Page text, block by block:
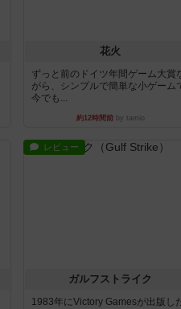
花火
ずっと前のドイツ年間ゲーム大賞
がら、シンプルで簡単な小ゲーム
今でも...
約12時間前by tamio
レビュー
ガルフストライク
1983年にVictory Gamesが出版し